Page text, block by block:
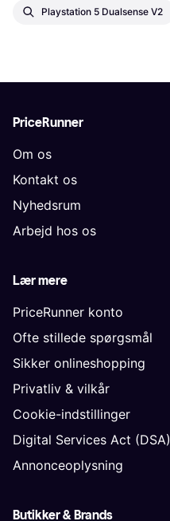
Playstation 5 Dualsense V2
PriceRunner
Om os
Kontakt os
Nyhedsrum
Arbejd hos os
Lær mere
PriceRunner konto
Ofte stillede spørgsmål
Sikker onlineshopping
Privatliv & vilkår
Cookie-indstillinger
Digital Services Act (DSA)
Annonceoplysning
Butikker & Brands